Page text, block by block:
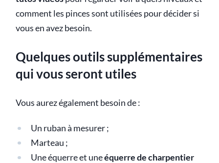
comment les pinces sont utilisées pour décider si
vous en avez besoin.
Quelques outils supplémentaires
qui vous seront utiles
Vous aurez également besoin de :
Un ruban à mesurer ;
Marteau ;
Une équerre et uneéquerre de charpentier